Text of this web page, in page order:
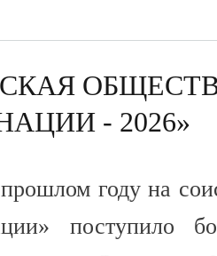
- 2026»
году на
поступило